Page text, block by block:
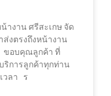
างาน ศรีสะเกษ จัด
ส่งตรงถึงหน้างาน
ขอบคุณลูกค้า ที่
ริการลูกค้าทุกท่าน
วลา ร